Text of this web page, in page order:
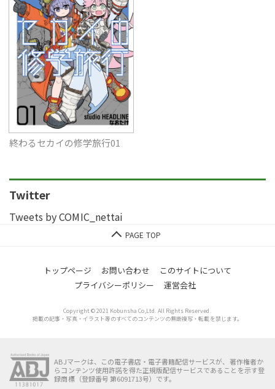
終わるセカイの修学旅行01
Twitter
Tweets by COMIC_nettai
ABJマークは、この電子書店・電子書籍配信サービスが、著作権者か
らコンテンツ使用許諾を得た正規版配信サービスであることを示す登
録商標（登録番号 第6091713号）です。
トップページ お問い合わせ
このサイトについて
プライバシーポリシー
運営会社
Copyright © 2021 Kobunsha Co,Ltd. All Rights Reserved.
掲載の記事・写真・イラスト等のすべてのコンテンツの無断複写・転載を禁じます。